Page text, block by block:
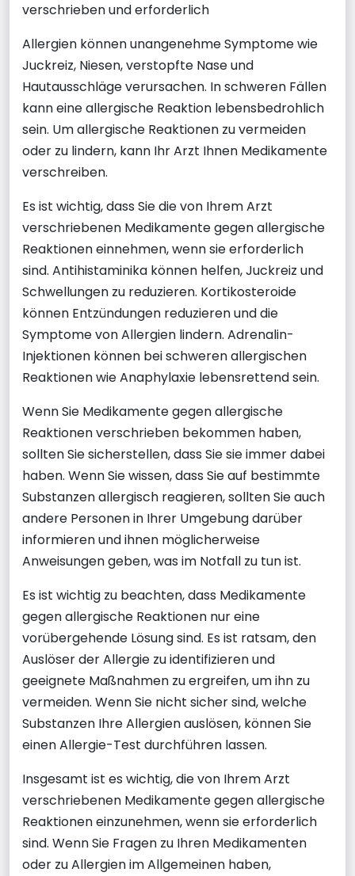
verschrieben und erforderlich
Allergien können unangenehme Symptome wie
Juckreiz, Niesen, verstopfte Nase und
Hautausschläge verursachen. In schweren Fällen
kann eine allergische Reaktion lebensbedrohlich
sein. Um allergische Reaktionen zu vermeiden
oder zu lindern, kann Ihr Arzt Ihnen Medikamente
verschreiben.
Es ist wichtig, dass Sie die von Ihrem Arzt
verschriebenen Medikamente gegen allergische
Reaktionen einnehmen, wenn sie erforderlich
sind. Antihistaminika können helfen, Juckreiz und
Schwellungen zu reduzieren. Kortikosteroide
können Entzündungen reduzieren und die
Symptome von Allergien lindern. Adrenalin-
Injektionen können bei schweren allergischen
Reaktionen wie Anaphylaxie lebensrettend sein.
Wenn Sie Medikamente gegen allergische
Reaktionen verschrieben bekommen haben,
sollten Sie sicherstellen, dass Sie sie immer dabei
haben. Wenn Sie wissen, dass Sie auf bestimmte
Substanzen allergisch reagieren, sollten Sie auch
andere Personen in Ihrer Umgebung darüber
informieren und ihnen möglicherweise
Anweisungen geben, was im Notfall zu tun ist.
Es ist wichtig zu beachten, dass Medikamente
gegen allergische Reaktionen nur eine
vorübergehende Lösung sind. Es ist ratsam, den
Auslöser der Allergie zu identifizieren und
geeignete Maßnahmen zu ergreifen, um ihn zu
vermeiden. Wenn Sie nicht sicher sind, welche
Substanzen Ihre Allergien auslösen, können Sie
einen Allergie-Test durchführen lassen.
Insgesamt ist es wichtig, die von Ihrem Arzt
verschriebenen Medikamente gegen allergische
Reaktionen einzunehmen, wenn sie erforderlich
sind. Wenn Sie Fragen zu Ihren Medikamenten
oder zu Allergien im Allgemeinen haben,